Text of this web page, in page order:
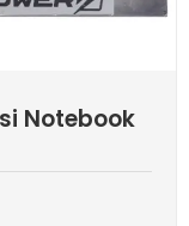
Notebook